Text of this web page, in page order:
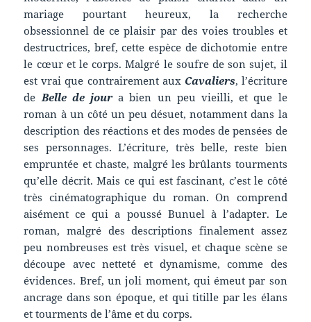
mariage pourtant heureux, la recherche
obsessionnel de ce plaisir par des voies troubles et
destructrices, bref, cette espèce de dichotomie entre
le cœur et le corps. Malgré le soufre de son sujet, il
est vrai que contrairement aux Cavaliers, l’écriture
deBelle de joura bien un peu vieilli, et que le
roman à un côté un peu désuet, notamment dans la
description des réactions et des modes de pensées de
ses personnages. L’écriture, très belle, reste bien
empruntée et chaste, malgré les brûlants tourments
qu’elle décrit. Mais ce qui est fascinant, c’est le côté
très cinématographique du roman. On comprend
aisément ce qui a poussé Bunuel à l’adapter. Le
roman, malgré des descriptions finalement assez
peu nombreuses est très visuel, et chaque scène se
découpe avec netteté et dynamisme, comme des
évidences. Bref, un joli moment, qui émeut par son
ancrage dans son époque, et qui titille par les élans
et tourments de l’âme et du corps.